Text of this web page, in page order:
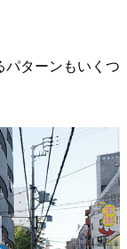
パターンもいくつ